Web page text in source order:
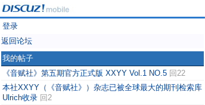
登录
返回论坛
我的帖子
《音赋社》第五期官方正式版 XXYY Vol.1 NO.5 回22
本社XXYY（《音赋社》）杂志已被全球最大的期刊检索库
Ulrich收录 回2